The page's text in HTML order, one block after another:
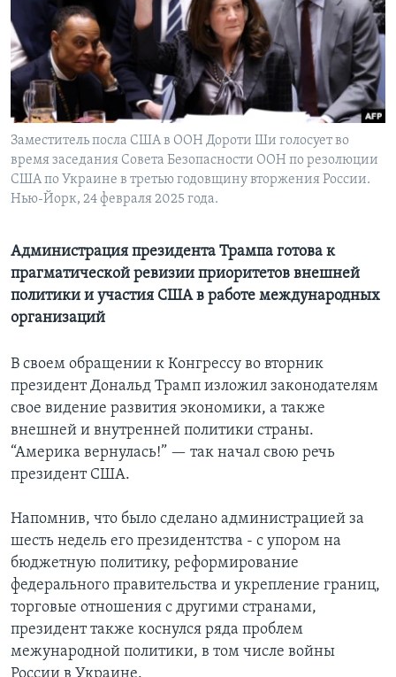
Learning English
СОЦИАЛЬНЫЕ СЕТИ
Языки
Заместитель посла США в ООН Дороти Ши голосует во
время заседания Совета Безопасности ООН по резолюции
США по Украине в третью годовщину вторжения России.
Нью-Йорк, 24 февраля 2025 года.
Администрация президента Трампа готова к
прагматической ревизии приоритетов внешней
политики и участия США в работе международных
организаций
В своем обращении к Конгрессу во вторник
президент Дональд Трамп изложил законодателям
свое видение развития экономики, а также
внешней и внутренней политики страны.
“Америка вернулась!” — так начал свою речь
президент США.
Напомнив, что было сделано администрацией за
шесть недель его президентства - с упором на
бюджетную политику, реформирование
федерального правительства и укрепление границ,
торговые отношения с другими странами,
президент также коснулся ряда проблем
межународной политики, в том числе войны